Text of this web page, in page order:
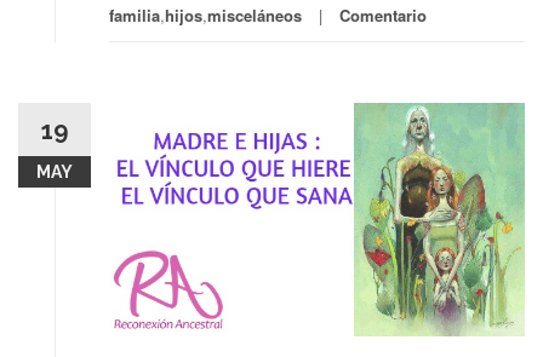
familia,hijos,misceláneos Comentario
19
MAY